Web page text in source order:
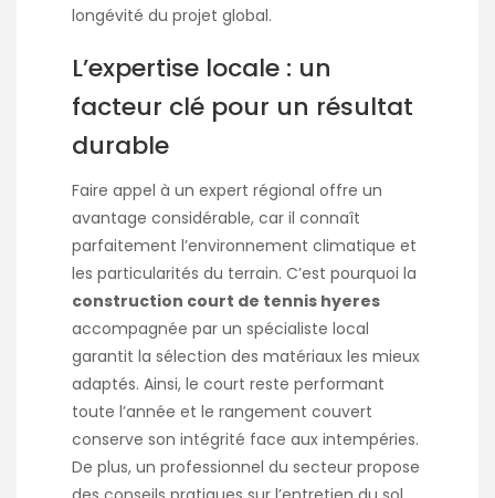
longévité du projet global.
L’expertise locale : un
facteur clé pour un résultat
durable
Faire appel à un expert régional offre un
avantage considérable, car il connaît
parfaitement l’environnement climatique et
les particularités du terrain. C’est pourquoi la
construction court de tennis hyeres
accompagnée par un spécialiste local
garantit la sélection des matériaux les mieux
adaptés. Ainsi, le court reste performant
toute l’année et le rangement couvert
conserve son intégrité face aux intempéries.
De plus, un professionnel du secteur propose